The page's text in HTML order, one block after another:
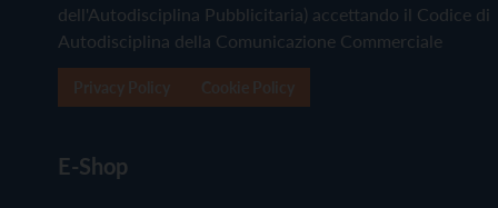
dell'Autodisciplina Pubblicitaria) accettando il Codice di
Autodisciplina della Comunicazione Commerciale
E-Shop